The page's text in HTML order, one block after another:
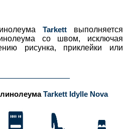
Tarkett выполняется
со швом, исключая
рисунка, приклейки или
Tarkett Idylle Nova